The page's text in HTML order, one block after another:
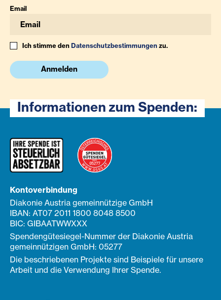
Email
Ich stimme denDatenschutzbestimmungenzu.
Anmelden
Informationen zum Spenden:
Kontoverbindung
Diakonie Austria gemeinnützige GmbH
IBAN: AT07 2011 1800 8048 8500
BIC: GIBAATWWXXX
Spendengütesiegel-Nummer der Diakonie Austria
gemeinnützigen GmbH: 05277
Die beschriebenen Projekte sind Beispiele für unsere
Arbeit und die Verwendung Ihrer Spende.